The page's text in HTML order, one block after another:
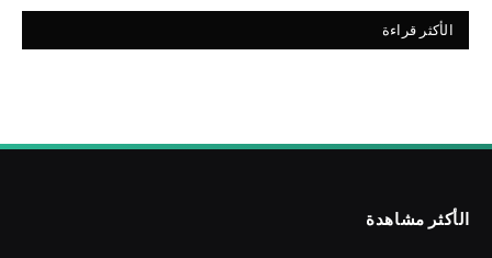
الأكثر قراءة
الأكثر مشاهدة